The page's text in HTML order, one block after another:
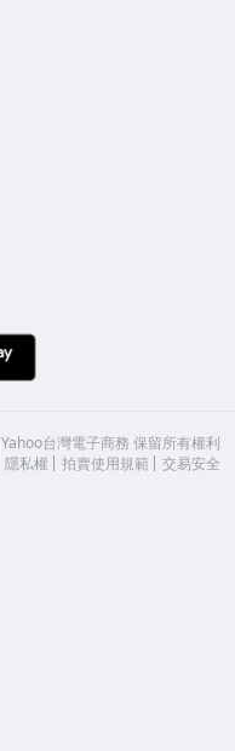
Yahoo台灣電子商務 保留所有權利
隱私權 拍賣使用規範 交易安全